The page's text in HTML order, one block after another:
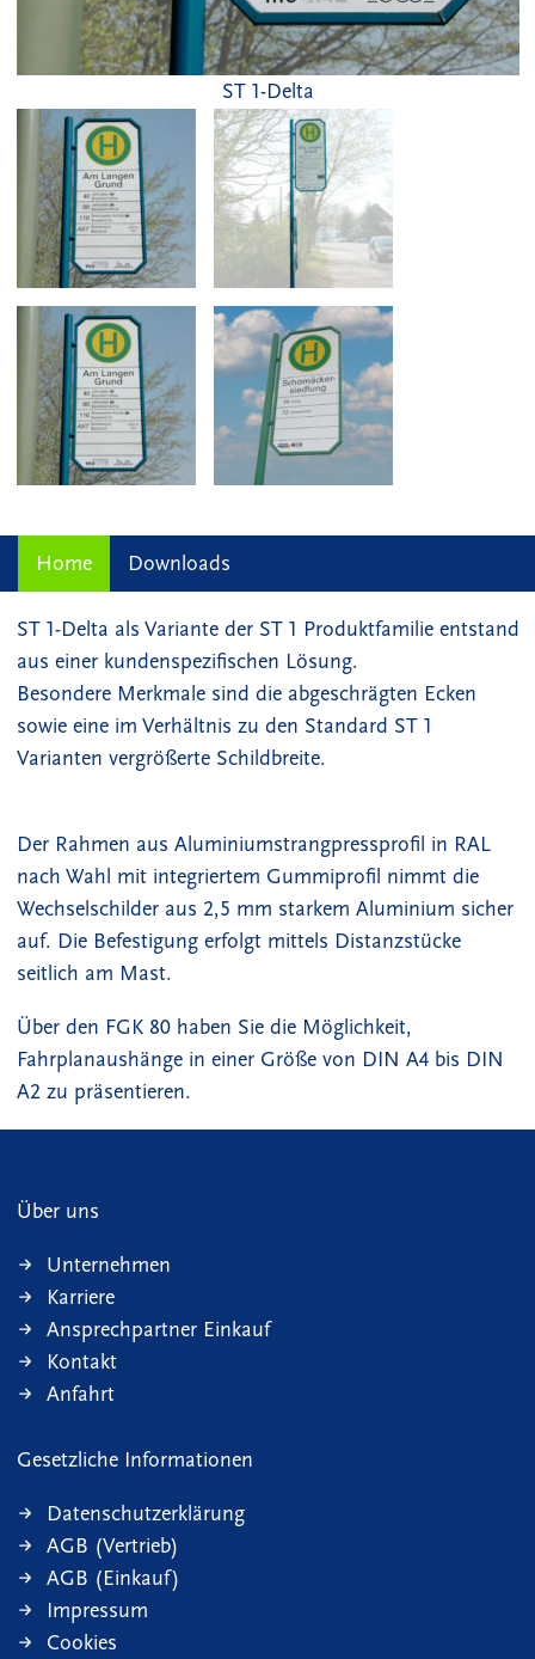
ST 1-Delta
Home Downloads
ST 1-Delta als Variante der ST 1 Produktfamilie entstand
aus einer kundenspezifischen Lösung.
Besondere Merkmale sind die abgeschrägten Ecken
sowie eine im Verhältnis zu den Standard ST 1
Varianten vergrößerte Schildbreite.
Der Rahmen aus Aluminiumstrangpressprofil in RAL
nach Wahl mit integriertem Gummiprofil nimmt die
Wechselschilder aus 2,5 mm starkem Aluminium sicher
auf. Die Befestigung erfolgt mittels Distanzstücke
seitlich am Mast.
Über den FGK 80 haben Sie die Möglichkeit,
Fahrplanaushänge in einer Größe von DIN A4 bis DIN
A2 zu präsentieren.
Über uns
Unternehmen
Karriere
Ansprechpartner Einkauf
Kontakt
Anfahrt
Gesetzliche Informationen
Datenschutzerklärung
AGB (Vertrieb)
AGB (Einkauf)
Impressum
Cookies